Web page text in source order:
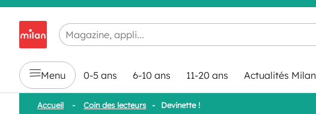
Chargement en cours...
Menu 0-5 ans 6-10 ans 11-20 ans Actualités Milan
Accueil - Coin des lecteurs - Devinette !